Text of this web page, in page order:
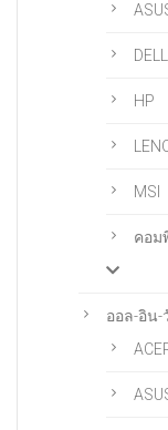
DELL
HP
MSI
คอม
ออล-อิน-